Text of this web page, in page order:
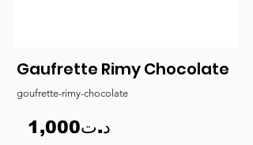
Gaufrette Rimy Chocolate
goufrette-rimy-chocolate
1,000د.ت